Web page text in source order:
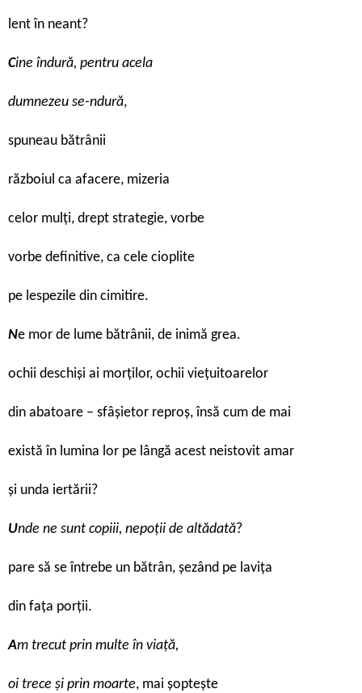
lent în neant?
Cine îndură, pentru acela
dumnezeu se-ndură,
spuneau bătrânii
războiul ca afacere, mizeria
celor mulți, drept strategie, vorbe
vorbe definitive, ca cele cioplite
pe lespezile din cimitire.
Ne mor de lume bătrânii, de inimă grea.
ochii deschiși ai morților, ochii viețuitoarelor
din abatoare – sfâșietor reproș, însă cum de mai
există în lumina lor pe lângă acest neistovit amar
și unda iertării?
Unde ne sunt copiii, nepoții de altădată?
pare să se întrebe un bătrân, șezând pe lavița
din fața porții.
Am trecut prin multe în viață,
oi trece și prin moarte, mai șoptește